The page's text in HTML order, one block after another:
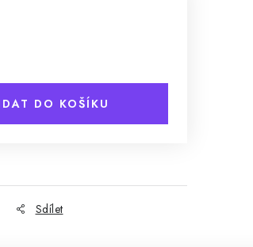
DO KOŠÍKU
Sdílet